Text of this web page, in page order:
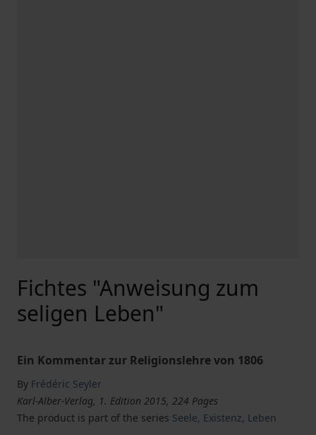
Fichtes "Anweisung zum
seligen Leben"
Ein Kommentar zur Religionslehre von 1806
By Frédéric Seyler
Karl-Alber-Verlag, 1. Edition 2015, 224 Pages
The product is part of the series Seele, Existenz, Leben